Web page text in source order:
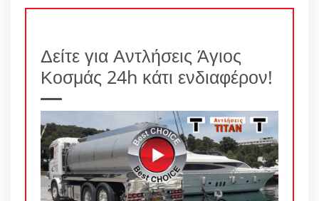
Δείτε για Αντλήσεις Άγιος
Κοσμάς 24h κάτι ενδιαφέρον!